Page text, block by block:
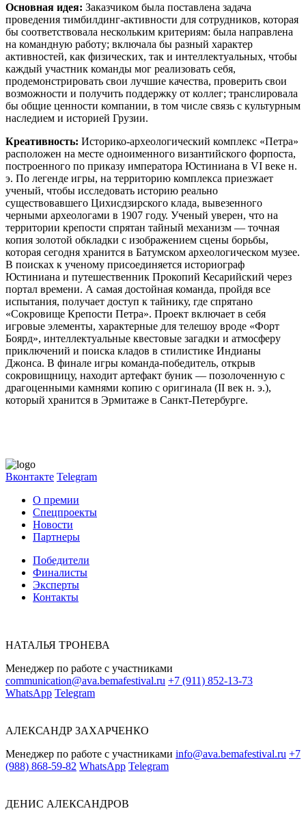
Основная идея: Заказчиком была поставлена задача
проведения тимбилдинг-активности для сотрудников, которая
бы соответствовала нескольким критериям: была направлена
на командную работу; включала бы разный характер
активностей, как физических, так и интеллектуальных, чтобы
каждый участник команды мог реализовать себя,
продемонстрировать свои лучшие качества, проверить свои
возможности и получить поддержку от коллег; транслировала
бы общие ценности компании, в том числе связь с культурным
наследием и историей Грузии.
Креативность: Историко-археологический комплекс «Петра»
расположен на месте одноименного византийского форпоста,
построенного по приказу императора Юстиниана в VI веке н.
э. По легенде игры, на территорию комплекса приезжает
ученый, чтобы исследовать историю реально
существовавшего Цихисдзирского клада, вывезенного
черными археологами в 1907 году. Ученый уверен, что на
территории крепости спрятан тайный механизм — точная
копия золотой обкладки с изображением сцены борьбы,
которая сегодня хранится в Батумском археологическом музее.
В поисках к ученому присоединяется историограф
Юстиниана и путешественник Прокопий Кесарийский через
портал времени. А самая достойная команда, пройдя все
испытания, получает доступ к тайнику, где спрятано
«Сокровище Крепости Петра». Проект включает в себя
игровые элементы, характерные для телешоу вроде «Форт
Боярд», интеллектуальные квестовые загадки и атмосферу
приключений и поиска кладов в стилистике Индианы
Джонса. В финале игры команда-победитель, открыв
сокровищницу, находит артефакт буник — позолоченную с
драгоценными камнями копию с оригинала (II век н. э.),
который хранится в Эрмитаже в Санкт-Петербурге.
Вконтакте Telegram
О премии
Спецпроекты
Новости
Партнеры
Победители
Финалисты
Эксперты
Контакты
НАТАЛЬЯ ТРОНЕВА
Менеджер по работе с участниками
communication@ava.bemafestival.ru +7 (911) 852-13-73
WhatsApp Telegram
АЛЕКСАНДР ЗАХАРЧЕНКО
Менеджер по работе с участниками info@ava.bemafestival.ru +7
(988) 868-59-82 WhatsApp Telegram
ДЕНИС АЛЕКСАНДРОВ